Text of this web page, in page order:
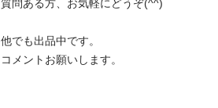
質問ある方、お気軽にどうぞ(^^)
他でも出品中です。
コメントお願いします。